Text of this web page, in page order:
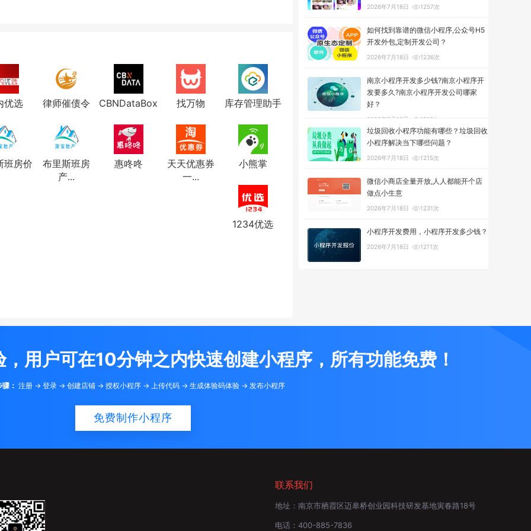
优选 律师催债令 CBNDataBox 找万物 库存管理助手
班房价
布里斯班房
产...
惠咚咚
天天优惠券
一...
小熊掌
1234优选
2026年7月18日 1257次
如何找到靠谱的微信小程序,公众号H5
开发外包,定制开发公司？
2026年7月18日 1236次
南京小程序开发多少钱?南京小程序开
发要多久?南京小程序开发公司哪家
好？
2026年7月18日 1319次
垃圾回收小程序功能有哪些？垃圾回收
小程序解决当下哪些问题？
2026年7月18日 1215次
微信小商店全量开放,人人都能开个店
做点小生意
2026年7月18日 1231次
小程序开发费用，小程序开发多少钱？
2026年7月18日 1211次
用户可在10分钟之内快速创建小程序，所有功能免费！
： 注册 -> 登录 -> 创建店铺 -> 授权小程序 -> 上传代码 -> 生成体验码体验 -> 发布小程序
免费制作小程序
联系我们
地址： 南京市栖霞区迈皋桥创业园科技研发基地寅春路18号
电话： 400-885-7836